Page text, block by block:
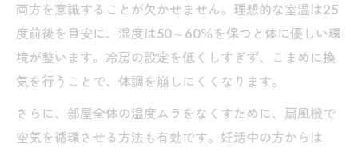
両方を意識することが欠かせません。理想的な室温は25
度前後を目安に、湿度は50～60％を保つと体に優しい環
境が整います。冷房の設定を低くしすぎず、こまめに換
気を行うことで、体調を崩しにくくなります。
さらに、部屋全体の温度ムラをなくすために、扇風機で
空気を循環させる方法も有効です。妊活中の方からは